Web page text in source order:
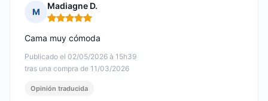
M
Madiagne D.
Nota: 5 de 5
Publicado el 02/05/2026 à 15h39
tras una compra de 11/03/2026
Cama muy cómoda
Opinión traducida